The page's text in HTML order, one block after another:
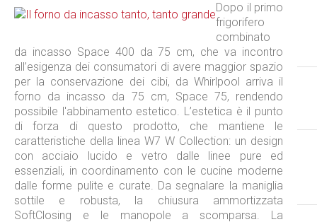
Dopo il primo
frigorifero
combinato
da incasso Space 400 da 75 cm, che va incontro
all’esigenza dei consumatori di avere maggior spazio
per la conservazione dei cibi, da Whirlpool arriva il
forno da incasso da 75 cm, Space 75, rendendo
possibile l'abbinamento estetico. L’estetica è il punto
di forza di questo prodotto, che mantiene le
caratteristiche della linea W7 W Collection: un design
con acciaio lucido e vetro dalle linee pure ed
essenziali, in coordinamento con le cucine moderne
dalle forme pulite e curate. Da segnalare la maniglia
sottile e robusta, la chiusura ammortizzata
SoftClosing e le manopole a scomparsa. La